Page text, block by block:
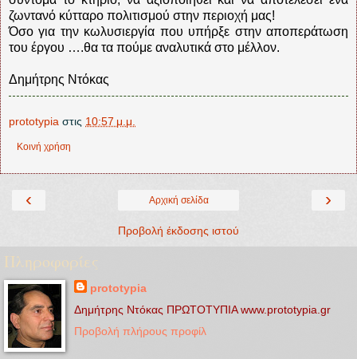
ζωντανό κύτταρο πολιτισμού στην περιοχή μας!
Όσο για την κωλυσιεργία που υπήρξε στην αποπεράτωση
του έργου ….θα τα πούμε αναλυτικά στο μέλλον.
Δημήτρης Ντόκας
prototypia στις 10:57 μ.μ.
Κοινή χρήση
‹ ›
Αρχική σελίδα
Προβολή έκδοσης ιστού
Πληροφορίες
prototypia
Δημήτρης Ντόκας ΠΡΩΤΟΤΥΠΙΑ www.prototypia.gr
Προβολή πλήρους προφίλ